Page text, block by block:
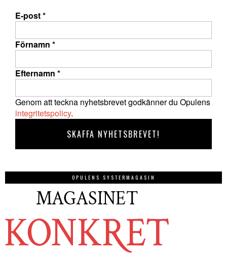
E-post*
Förnamn *
Efternamn *
Genom att teckna nyhetsbrevet godkänner du Opulens
integritetspolicy.
OPULENS SYSTERMAGASIN